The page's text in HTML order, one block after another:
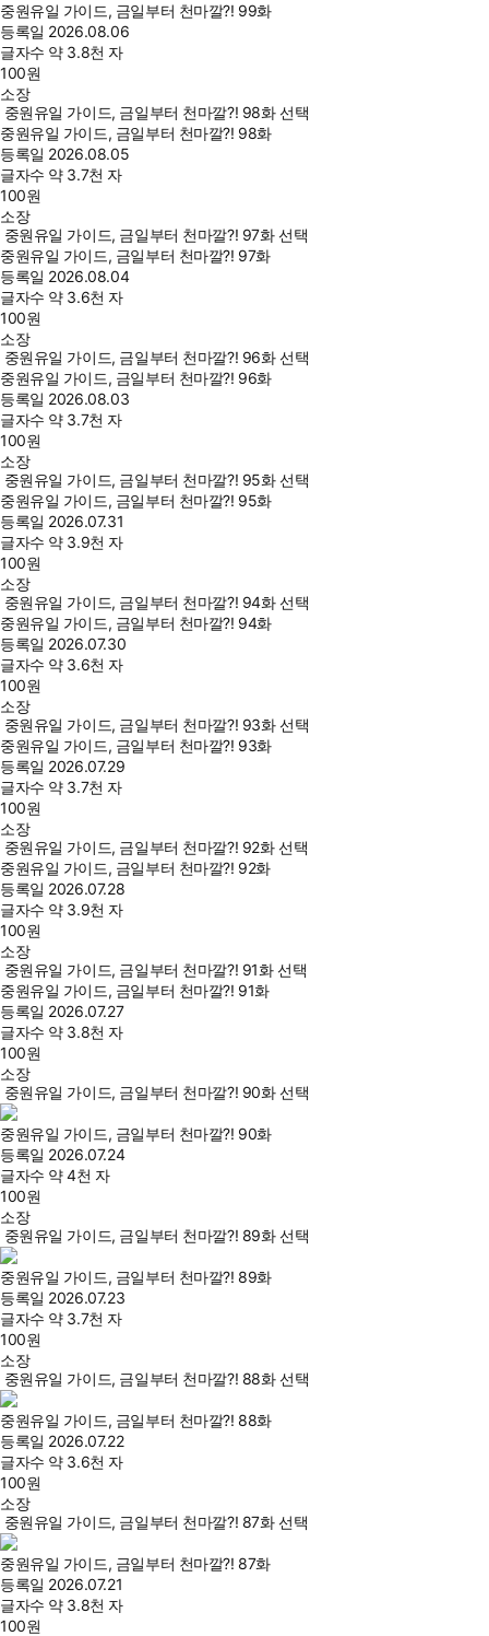
중원유일 가이드, 금일부터 천마깔?! 99화
등록일 2026.08.06
글자수 약 3.8천 자
100원
소장
중원유일 가이드, 금일부터 천마깔?! 98화 선택
중원유일 가이드, 금일부터 천마깔?! 98화
등록일 2026.08.05
글자수 약 3.7천 자
100원
소장
중원유일 가이드, 금일부터 천마깔?! 97화 선택
중원유일 가이드, 금일부터 천마깔?! 97화
등록일 2026.08.04
글자수 약 3.6천 자
100원
소장
중원유일 가이드, 금일부터 천마깔?! 96화 선택
중원유일 가이드, 금일부터 천마깔?! 96화
등록일 2026.08.03
글자수 약 3.7천 자
100원
소장
중원유일 가이드, 금일부터 천마깔?! 95화 선택
중원유일 가이드, 금일부터 천마깔?! 95화
등록일 2026.07.31
글자수 약 3.9천 자
100원
소장
중원유일 가이드, 금일부터 천마깔?! 94화 선택
중원유일 가이드, 금일부터 천마깔?! 94화
등록일 2026.07.30
글자수 약 3.6천 자
100원
소장
중원유일 가이드, 금일부터 천마깔?! 93화 선택
중원유일 가이드, 금일부터 천마깔?! 93화
등록일 2026.07.29
글자수 약 3.7천 자
100원
소장
중원유일 가이드, 금일부터 천마깔?! 92화 선택
중원유일 가이드, 금일부터 천마깔?! 92화
등록일 2026.07.28
글자수 약 3.9천 자
100원
소장
중원유일 가이드, 금일부터 천마깔?! 91화 선택
중원유일 가이드, 금일부터 천마깔?! 91화
등록일 2026.07.27
글자수 약 3.8천 자
100원
소장
중원유일 가이드, 금일부터 천마깔?! 90화 선택
중원유일 가이드, 금일부터 천마깔?! 90화
등록일 2026.07.24
글자수 약 4천 자
100원
소장
중원유일 가이드, 금일부터 천마깔?! 89화 선택
중원유일 가이드, 금일부터 천마깔?! 89화
등록일 2026.07.23
글자수 약 3.7천 자
100원
소장
중원유일 가이드, 금일부터 천마깔?! 88화 선택
중원유일 가이드, 금일부터 천마깔?! 88화
등록일 2026.07.22
글자수 약 3.6천 자
100원
소장
중원유일 가이드, 금일부터 천마깔?! 87화 선택
중원유일 가이드, 금일부터 천마깔?! 87화
등록일 2026.07.21
글자수 약 3.8천 자
100원